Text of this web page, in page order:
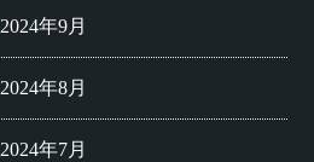
2024年9月
2024年8月
2024年7月